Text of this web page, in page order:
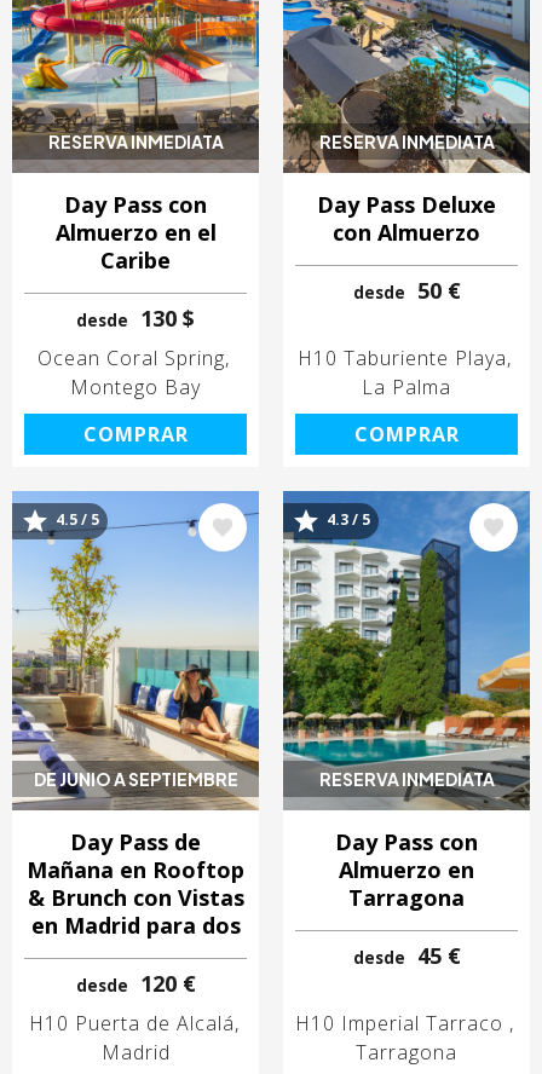
RESERVA INMEDIATA
Day Pass con
Almuerzo en el
Caribe
desde 130 $
Ocean Coral Spring
Montego Bay
COMPRAR
RESERVA INMEDIATA
Day Pass Deluxe
con Almuerzo
desde 50 €
H10 Taburiente Playa
La Palma
COMPRAR
DE JUNIO A SEPTIEMBRE
Image
4.5 / 5
Day Pass de
Mañana en Rooftop
& Brunch con Vistas
en Madrid para dos
desde 120 €
H10 Puerta de Alcalá
Madrid
RESERVA INMEDIATA
Image
4.3 / 5
Day Pass con
Almuerzo en
Tarragona
desde 45 €
H10 Imperial Tarraco
Tarragona